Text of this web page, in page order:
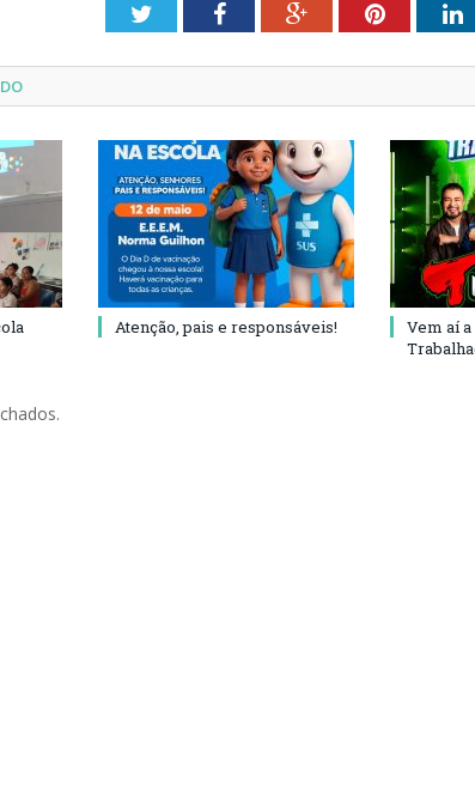
TwitterFacebookGoogle+Pinterest
Atenção, pais e responsáveis!
Vem aí